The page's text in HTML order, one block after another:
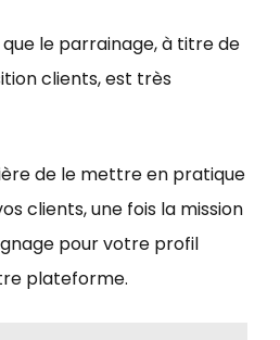
le parrainage, à titre de
clients, est très
de le mettre en pratique
clients, une fois la mission
pour votre profil
plateforme.